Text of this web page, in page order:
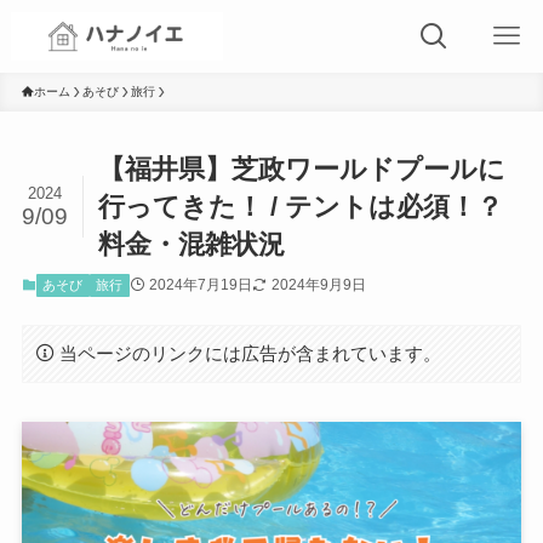
ホーム あそび 旅行
【福井県】芝政ワールドプールに
行ってきた！ / テントは必須！？
料金・混雑状況
2024
9/09
あそび 旅行 2024年7月19日 2024年9月9日
当ページのリンクには広告が含まれています。